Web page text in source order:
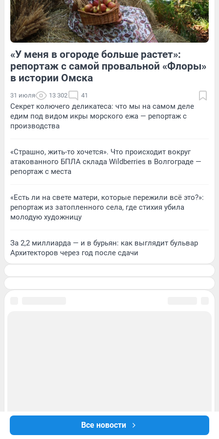
Все новости
Обсудить
«У меня в огороде больше растет»:
репортаж с самой провальной «Флоры»
в истории Омска
31 июля 13 302 41
Секрет колючего деликатеса: что мы на самом деле
едим под видом икры морского ежа — репортаж с
производства
«Страшно, жить-то хочется». Что происходит вокруг
атакованного БПЛА склада Wildberries в Волгограде —
репортаж с места
«Есть ли на свете матери, которые пережили всё это?»:
репортаж из затопленного села, где стихия убила
молодую художницу
За 2,2 миллиарда — и в бурьян: как выглядит бульвар
Архитекторов через год после сдачи